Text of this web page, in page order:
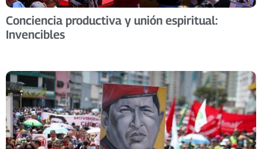
Conciencia productiva y unión espiritual:
Invencibles